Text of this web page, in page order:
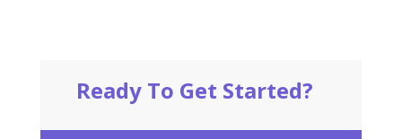
Ready To Get Started?